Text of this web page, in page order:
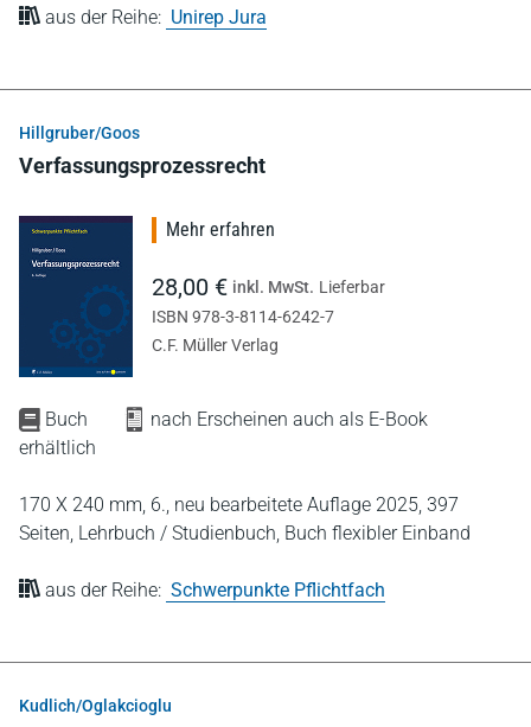
aus der Reihe: Unirep Jura
Hillgruber/Goos
Verfassungsprozessrecht
Buch
nach Erscheinen auch als E-Book
erhältlich
170 X 240 mm, 6., neu bearbeitete Auflage 2025, 397
Seiten, Lehrbuch / Studienbuch, Buch flexibler Einband
aus der Reihe: Schwerpunkte Pflichtfach
Mehr erfahren
28,00 € inkl. MwSt. Lieferbar
ISBN 978-3-8114-6242-7
C.F. Müller Verlag
Kudlich/Oglakcioglu